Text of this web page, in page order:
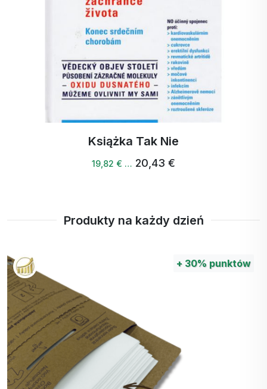
także prawidłowe funkcjonowanie
mięśni.
Książka Tak Nie
19,82 € … 20,43 €
Produkty na każdy dzień
+ 30% punktów